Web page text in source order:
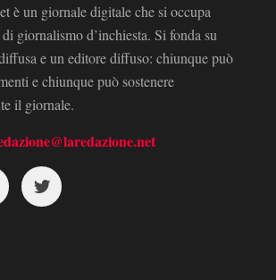
è un giornale digitale che si occupa
giornalismo d’inchiesta. Si fonda su
e un editore diffuso: chiunque può
e chiunque può sostenere
il giornale.